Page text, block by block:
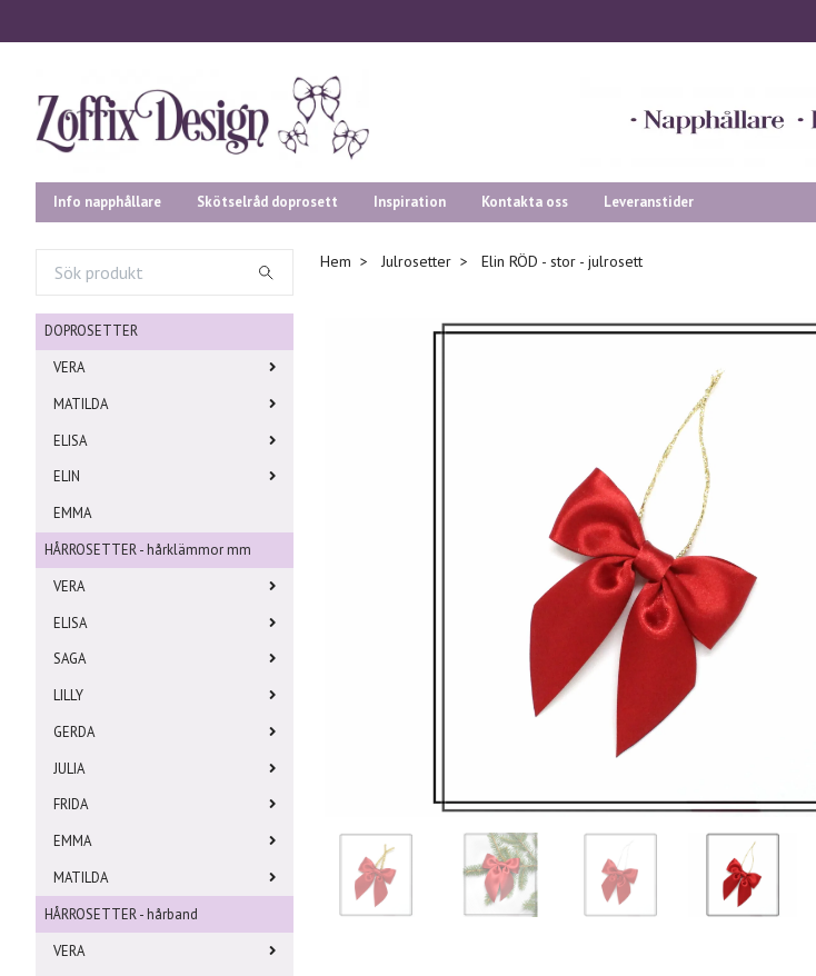
Info napphållare Skötselråd doprosett Inspiration Kontakta oss Leveranstider
DOPROSETTER
VERA
MATILDA
ELISA
ELIN
EMMA
HÅRROSETTER - hårklämmor mm
VERA
ELISA
SAGA
LILLY
GERDA
JULIA
FRIDA
EMMA
MATILDA
HÅRROSETTER - hårband
VERA
Hem Julrosetter Elin RÖD - stor - julrosett